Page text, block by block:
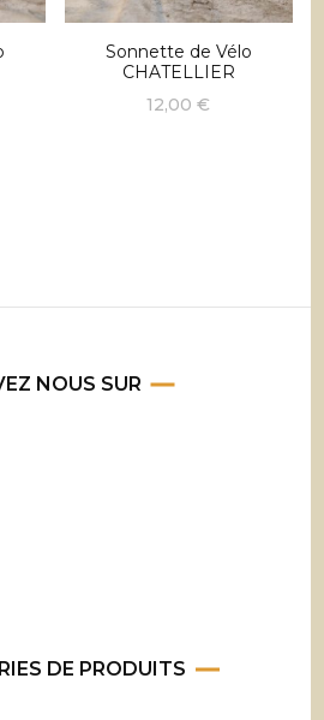
Sonnette de Vélo
CHATELLIER
12,00€
NOUS SUR
DE PRODUITS